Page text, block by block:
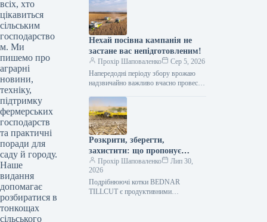
всіх, хто
цікавиться
сільським
господарство
м. Ми
пишемо про
аграрні
новини,
техніку,
підтримку
фермерських
господарств
та практичні
поради для
саду й городу.
Наше
видання
допомагає
розбиратися в
тонкощах
сільського
тисяч тонн зерна, робота з
біогазовими…
Нехай посівна кампанія не
застане вас непідготовленим!
Прохір Шаповаленко
Сер 5, 2026
Напередодні періоду збору врожаю
надзвичайно важливо вчасно провести
виконати всі процедури планового
технічного
обслуговування.Оптимальним
вибором є…
Розкрити, зберегти,
захистити: що пропонує
обробка рослинних залишків
котками BEDNAR TILLCUT
Прохір Шаповаленко
Лип 30,
2026
Подрібнюючі котки BEDNAR
TILLCUT є продуктивними